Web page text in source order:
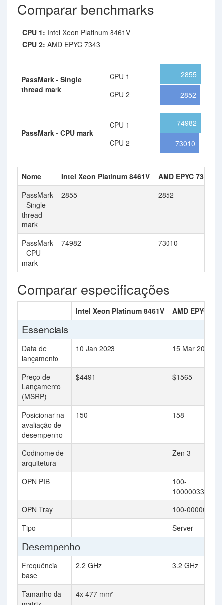
Comparar benchmarks
CPU 1: Intel Xeon Platinum 8461V
CPU 2: AMD EPYC 7343
PassMark - Single
thread mark
CPU 1
CPU 2
2855
2852
PassMark - CPU mark
CPU 1
CPU 2
74982
73010
Nome Intel Xeon Platinum 8461V
AMD EPYC 7343
PassMark
- Single
thread
mark
2855 2852
PassMark
- CPU
mark
74982 73010
Comparar especificações
Intel Xeon Platinum 8461V AMD EPYC
Essenciais
Data de
lançamento
10 Jan 2023 15 Mar 2021
Preço de
Lançamento
(MSRP)
$4491 $1565
Posicionar na
avaliação de
desempenho
150 158
Codinome de
arquitetura
Zen 3
OPN PIB
100-
OPN Tray
100-000000338
Tipo
Server
Desempenho
Frequência
base
2.2 GHz 3.2 GHz
Tamanho da
4x 477 mm²